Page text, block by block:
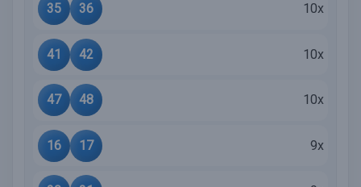
35 36 10x
41 42 10x
47 48 10x
16 17 9x